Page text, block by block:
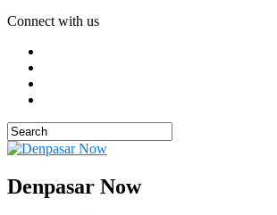
Connect with us
Denpasar Now